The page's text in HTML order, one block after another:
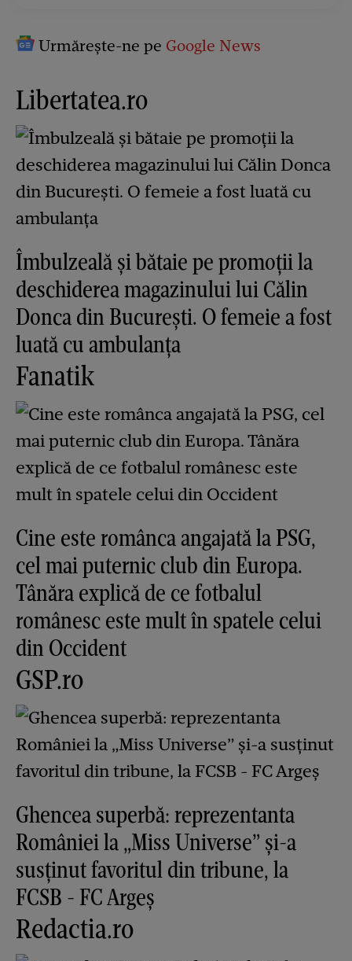
Urmărește-ne pe Google News
Libertatea.ro
Îmbulzeală și bătaie pe promoții la
deschiderea magazinului lui Călin
Donca din București. O femeie a fost
luată cu ambulanța
Fanatik
Cine este românca angajată la PSG,
cel mai puternic club din Europa.
Tânăra explică de ce fotbalul
românesc este mult în spatele celui
din Occident
GSP.ro
Ghencea superbă: reprezentanta
României la „Miss Universe” și-a
susținut favoritul din tribune, la
FCSB - FC Argeș
Redactia.ro